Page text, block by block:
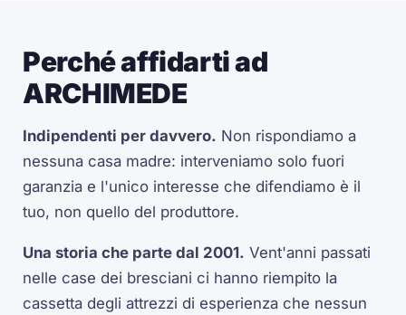
Perché affidarti ad
ARCHIMEDE
Indipendenti per davvero. Non rispondiamo a
nessuna casa madre: interveniamo solo fuori
garanzia e l'unico interesse che difendiamo è il
tuo, non quello del produttore.
Una storia che parte dal 2001. Vent'anni passati
nelle case dei bresciani ci hanno riempito la
cassetta degli attrezzi di esperienza che nessun